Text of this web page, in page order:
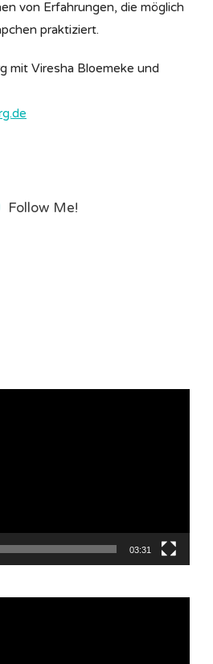
von Erfahrungen, die möglich
praktiziert.
mit Viresha Bloemeke und
Follow Me!
03:31